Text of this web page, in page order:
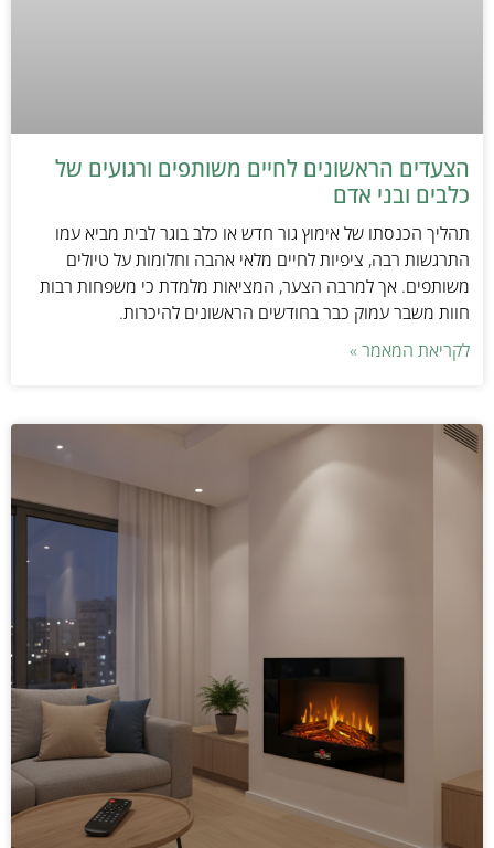
הצעדים הראשונים לחיים משותפים ורגועים של
כלבים ובני אדם
תהליך הכנסתו של אימוץ גור חדש או כלב בוגר לבית מביא עמו
התרגשות רבה, ציפיות לחיים מלאי אהבה וחלומות על טיולים
משותפים. אך למרבה הצער, המציאות מלמדת כי משפחות רבות
חוות משבר עמוק כבר בחודשים הראשונים להיכרות.
לקריאת המאמר »